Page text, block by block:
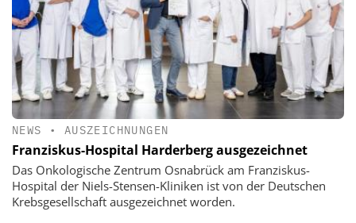
NEWS • AUSZEICHNUNGEN
Franziskus-Hospital Harderberg ausgezeichnet
Das Onkologische Zentrum Osnabrück am Franziskus-
Hospital der Niels-Stensen-Kliniken ist von der Deutschen
Krebsgesellschaft ausgezeichnet worden.